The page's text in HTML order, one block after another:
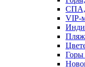
СПА,
VIP-
Горы